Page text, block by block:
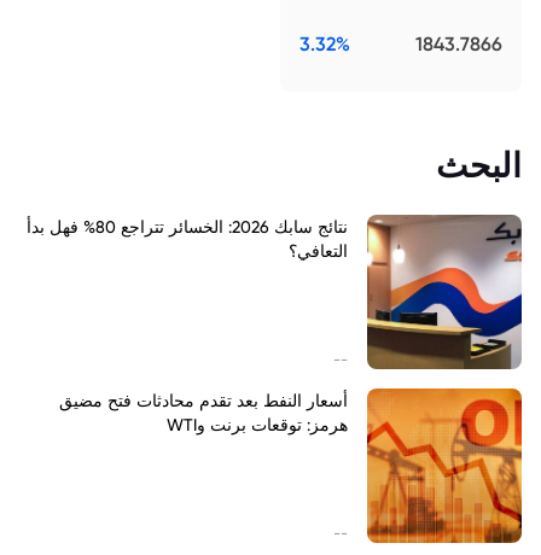
1843.7866
3.32%
البحث
نتائج سابك 2026: الخسائر تتراجع 80% فهل بدأ
التعافي؟
--
أسعار النفط بعد تقدم محادثات فتح مضيق
هرمز: توقعات برنت وWTI
--